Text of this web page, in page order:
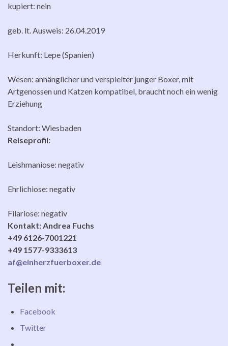
kupiert: nein
geb. lt. Ausweis: 26.04.2019
Herkunft: Lepe (Spanien)
Wesen: anhänglicher und verspielter junger Boxer, mit
Artgenossen und Katzen kompatibel, braucht noch ein wenig
Erziehung
Standort: Wiesbaden
Reiseprofil:
Leishmaniose: negativ
Ehrlichiose: negativ
Filariose: negativ
Kontakt:Andrea Fuchs
+49 6126-7001221
+49 1577-9333613
af@einherzfuerboxer.de
Teilen mit:
Facebook
Twitter